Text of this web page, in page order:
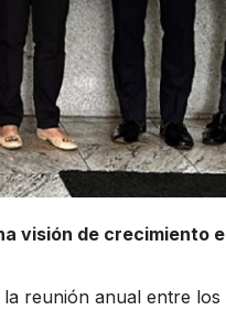
visión de crecimiento
reunión anual entre